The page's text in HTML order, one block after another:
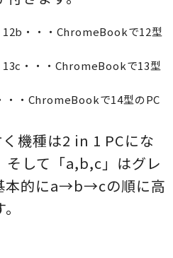
・・・ChromeBookで12型
・・・ChromeBookで13型
・ChromeBookで14型のPC
機種は2 in 1 PCにな
そして「a,b,c」はグレ
本的にa→b→cの順に高